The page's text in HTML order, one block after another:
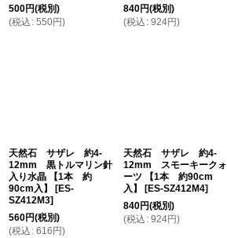
500円(税別)
(税込 : 550円)
840円(税別)
(税込 : 924円)
天然石 サザレ 約4-
12mm 黒トルマリン針
入り水晶 【1本 約
90cm入】
[ES-
SZ412M3]
560円(税別)
(税込 : 616 円)
天然石 サザレ 約4-
12mm スモーキークォ
ーツ 【1本 約90cm
入】
[ES-SZ412M4]
840円(税別)
(税込 : 924円)